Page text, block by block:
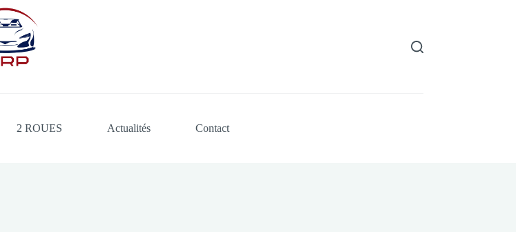
2 ROUES Actualités Contact